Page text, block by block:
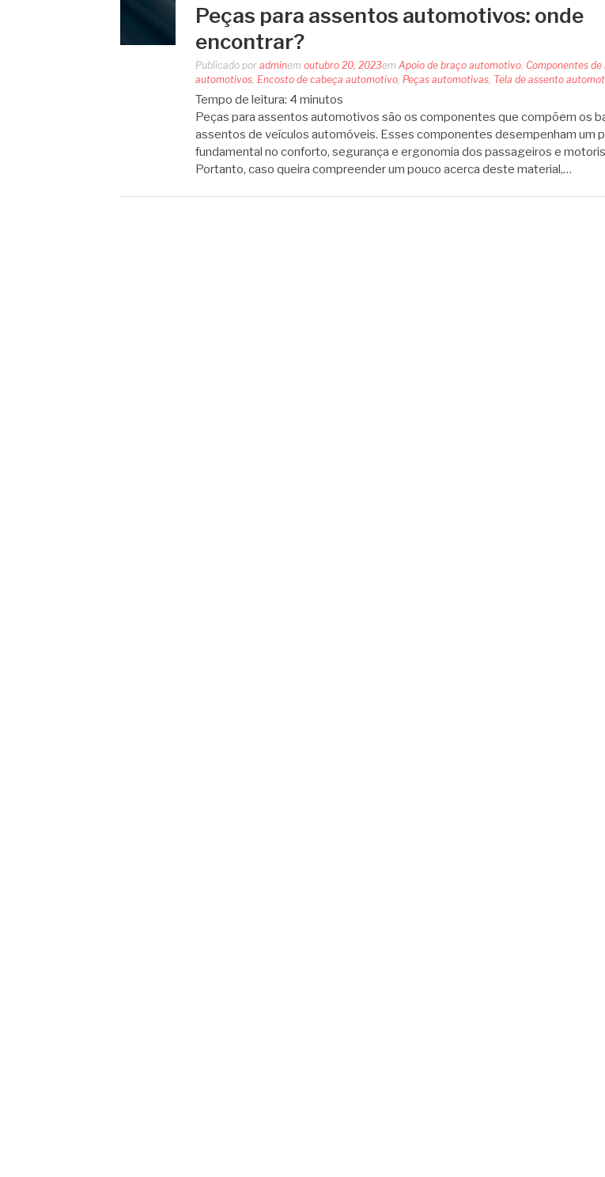
Peças para assentos automotivos: onde
encontrar?
Publicado por adminem outubro 20, 2023em Apoio de braço automotivo, Componentes de
automotivos, Encosto de cabeça automotivo, Peças automotivas, Tela de assento
Tempo de leitura: 4 minutos
Peças para assentos automotivos são os componentes que compõem os
assentos de veículos automóveis. Esses componentes desempenham um
fundamental no conforto, segurança e ergonomia dos passageiros e
Portanto, caso queira compreender um pouco acerca deste material,…